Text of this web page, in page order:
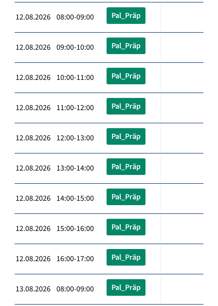
12.08.2026 08:00-09:00 Pal_Präp
12.08.2026 09:00-10:00 Pal_Präp
12.08.2026 10:00-11:00 Pal_Präp
12.08.2026 11:00-12:00 Pal_Präp
12.08.2026 12:00-13:00 Pal_Präp
12.08.2026 13:00-14:00 Pal_Präp
12.08.2026 14:00-15:00 Pal_Präp
12.08.2026 15:00-16:00 Pal_Präp
12.08.2026 16:00-17:00 Pal_Präp
13.08.2026 08:00-09:00 Pal_Präp